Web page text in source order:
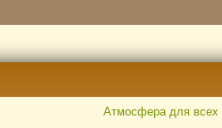
Атмосфера для всех